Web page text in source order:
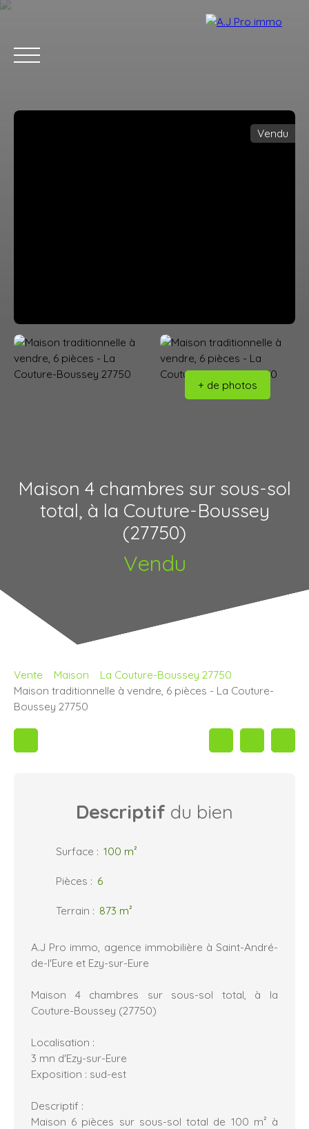
Vendu
+ de photos
Maison 4 chambres sur sous-sol
total, à la Couture-Boussey
(27750)
Vendu
Vente Maison
La Couture-Boussey 27750
Maison traditionnelle à vendre, 6 pièces - La Couture-
Boussey 27750
Descriptif du bien
Surface : 100 m²
Pièces : 6
Terrain : 873 m²
A.J Pro immo, agence immobilière à Saint-André-
de-l'Eure et Ezy-sur-Eure
Maison 4 chambres sur sous-sol total, à la
Couture-Boussey (27750)
Localisation :
3 mn d'Ezy-sur-Eure
Exposition : sud-est
Descriptif :
Maison 6 pièces sur sous-sol total de 100 m² à